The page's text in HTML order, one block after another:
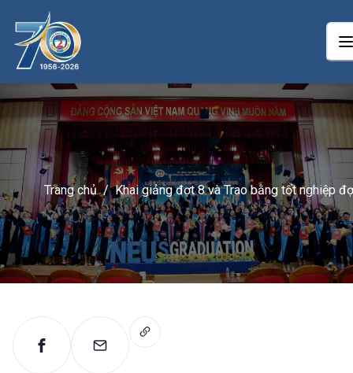
Trang chủ / Khai giảng đợt 8 và Trao bằng tốt nghiệp
3 năm 2024 cho các học viên chương trình
đào tạo từ xa theo phương thức E-learning
khu vực miền Nam